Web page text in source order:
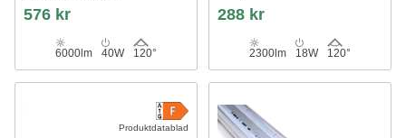
150lm/W, IP66 vattentät, IK10
576 kr
6000lm 40W 120°
288 kr
2300lm 18W 120°
Produktdatablad